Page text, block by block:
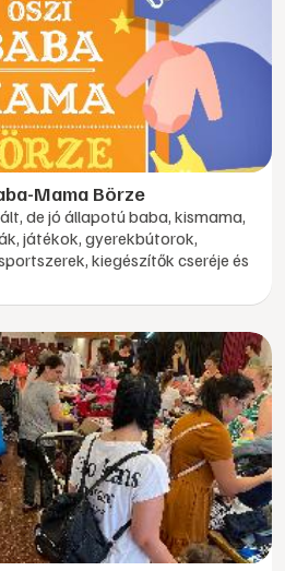
Mama Börze
de jó állapotú baba, kismama,
játékok, gyerekbútorok,
kiegészítők cseréje és